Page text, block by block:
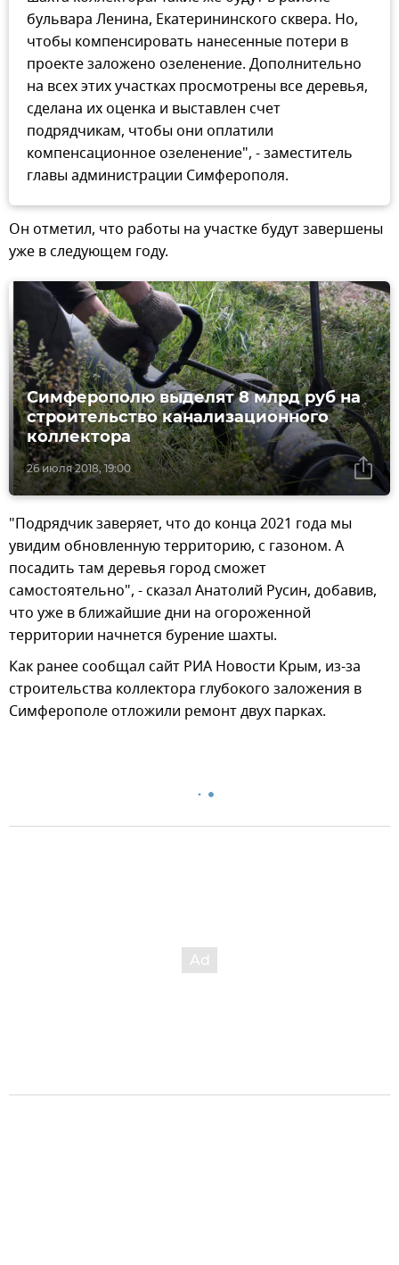
бульвара Ленина, Екатерининского сквера. Но,
чтобы компенсировать нанесенные потери в
проекте заложено озеленение. Дополнительно
на всех этих участках просмотрены все деревья,
сделана их оценка и выставлен счет
подрядчикам, чтобы они оплатили
компенсационное озеленение", - заместитель
главы администрации Симферополя.
Он отметил, что работы на участке будут завершены
уже в следующем году.
26 июля 2018, 19:00
Симферополю выделят 8 млрд руб на
строительство канализационного
коллектора
"Подрядчик заверяет, что до конца 2021 года мы
увидим обновленную территорию, с газоном. А
посадить там деревья город сможет
самостоятельно", - сказал Анатолий Русин, добавив,
что уже в ближайшие дни на огороженной
территории начнется бурение шахты.
Как ранее сообщал сайт РИА Новости Крым, из-за
строительства коллектора глубокого заложения в
Симферополе отложили ремонт двух парках.